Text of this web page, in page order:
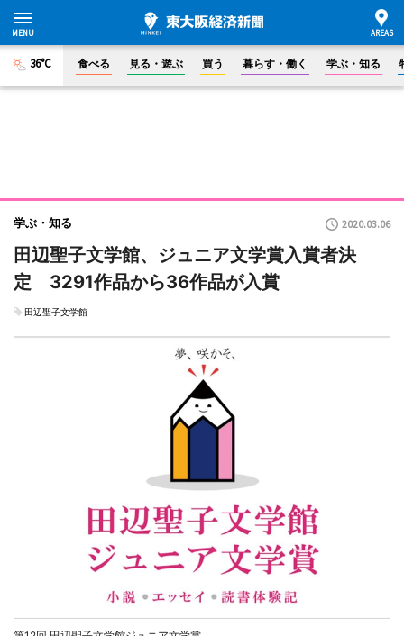
36°C 食べる 見る・遊ぶ 買う 暮らす・働く 学ぶ・知る
学ぶ・知る 2020.03.06
田辺聖子文学館、ジュニア文学賞入賞者決
定 3291作品から36作品が入賞
田辺聖子文学館